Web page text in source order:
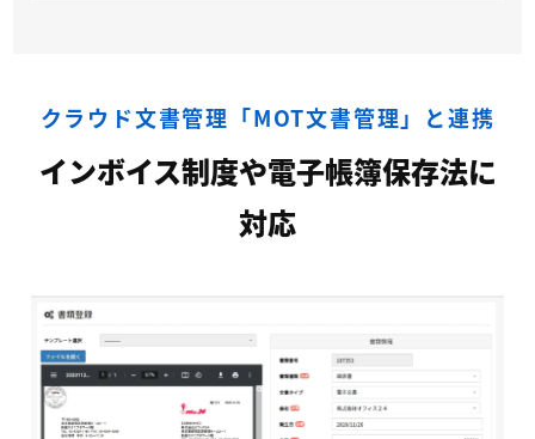
クラウド文書管理「MOT文書管理」と連携
インボイス制度や電子帳簿保存法に
対応